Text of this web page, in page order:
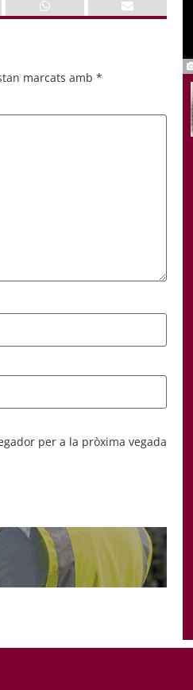
marcats amb *
per a la pròxima vegada